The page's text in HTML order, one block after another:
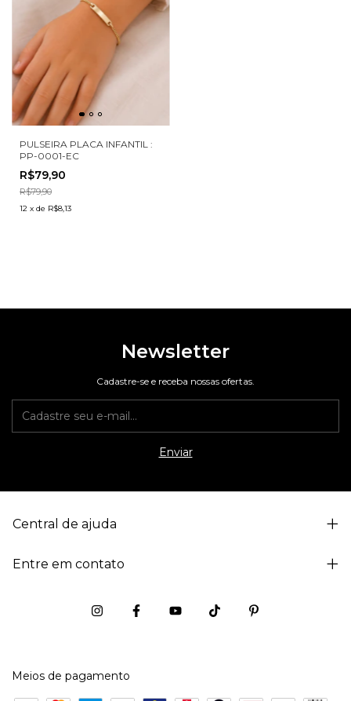
PULSEIRA PLACA INFANTIL :
PP-0001-EC
R$79,90
R$79,90
12 x de R$8,13
Newsletter
Cadastre-se e receba nossas ofertas.
Central de ajuda
Entre em contato
Meios de pagamento